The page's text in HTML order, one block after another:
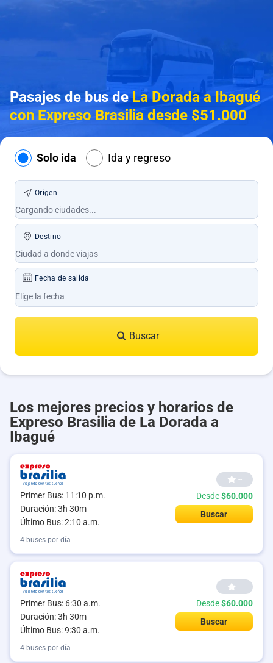
Pasajes de bus deLa Dorada a Ibagué
con Expreso Brasilia desde $51.000
Solo ida Ida y regreso
Origen
Destino
Fecha de salida
Buscar
Los mejores precios y horarios de
Expreso Brasilia de La Dorada a
Ibagué
Primer Bus: 11:10 p.m.
Duración: 3h 30m
Último Bus: 2:10 a.m.
--
Desde$60.000
Buscar
4 buses por día
Primer Bus: 6:30 a.m.
Duración: 3h 30m
Último Bus: 9:30 a.m.
--
Desde$60.000
Buscar
4 buses por día